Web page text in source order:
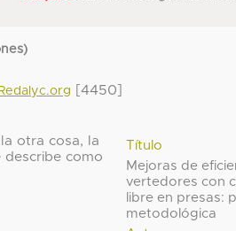
[4450]
Título
Mejoras de
vertedores con
libre en presas:
metodológica
otra cosa, la
describe como